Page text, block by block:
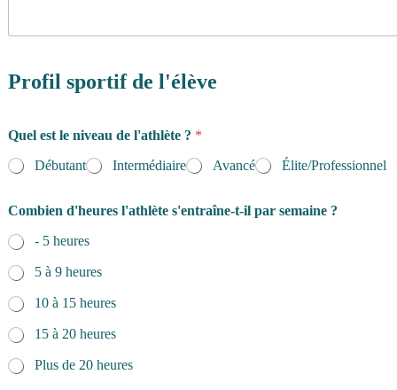
Profil sportif de l'élève
Quel est le niveau de l'athlète ? *
Débutant
Intermédiaire Avancé Élite/Professionnel
Combien d'heures l'athlète s'entraîne-t-il par semaine ?
- 5 heures
5 à 9 heures
10 à 15 heures
15 à 20 heures
Plus de 20 heures